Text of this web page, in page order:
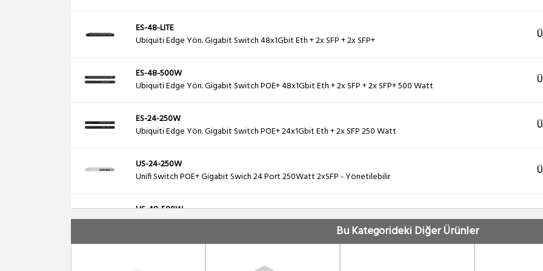
ES-48-LITE
Ubiquiti Edge Yön. Gigabit Switch 48x1Gbit Eth + 2x SFP + 2x SFP+
ES-48-500W
Ubiquiti Edge Yön. Gigabit Switch POE+ 48x1Gbit Eth + 2x SFP + 2x SFP+ 500 Watt
ES-24-250W
Ubiquiti Edge Yön. Gigabit Switch POE+ 24x1Gbit Eth + 2x SFP 250 Watt
US-24-250W
Unifi Switch POE+ Gigabit Swich 24 Port 250Watt 2xSFP - Yönetilebilir
US-48-500W
Unifi Switch POE+ Gigabit Swich 48 Port 500Watt 2xSFP+ 2xSFP Yönetilebilir
Ubiquiti Edge Yön. Gigabit Switch POE+ 24x1Gbit Eth + 2x SFP 500 Watt
Bu Kategorideki Diğer Ürünler